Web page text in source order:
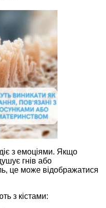
з емоціями. Якщо
гнів або
це може відображатися
з кістами: